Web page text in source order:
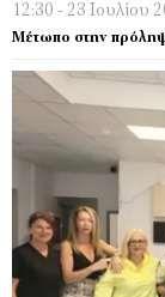
12:30 - 23 Ιουλίου
Μέτωπο στην